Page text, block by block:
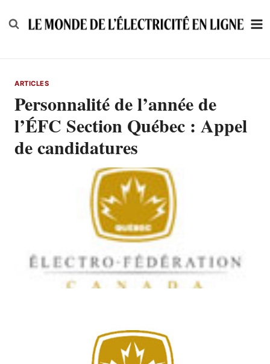
to
ARTICLES
Personnalité de l’année de
l’ÉFC Section Québec : Appel
de candidatures